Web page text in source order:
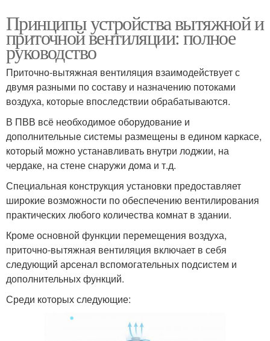
Принципы устройства вытяжной и
приточной вентиляции: полное
руководство
Приточно-вытяжная вентиляция взаимодействует с
двумя разными по составу и назначению потоками
воздуха, которые впоследствии обрабатываются.
В ПВВ всё необходимое оборудование и
дополнительные системы размещены в едином каркасе,
который можно устанавливать внутри лоджии, на
чердаке, на стене снаружи дома и т.д.
Специальная конструкция установки предоставляет
широкие возможности по обеспечению вентилирования
практических любого количества комнат в здании.
Кроме основной функции перемещения воздуха,
приточно-вытяжная вентиляция включает в себя
следующий арсенал вспомогательных подсистем и
дополнительных функций.
Среди которых следующие: